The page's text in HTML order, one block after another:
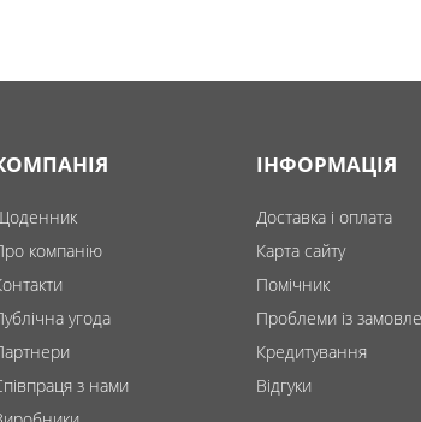
компанію
угода
з нами
ІНФОРМАЦІЯ
Доставка і оплата
Карта сайту
Помічник
Проблеми із
Кредитування
Відгуки